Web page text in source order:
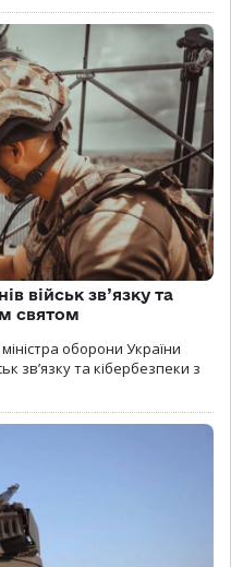
військ зв’язку та
святом
оборони України
зв’язку та кібербезпеки з